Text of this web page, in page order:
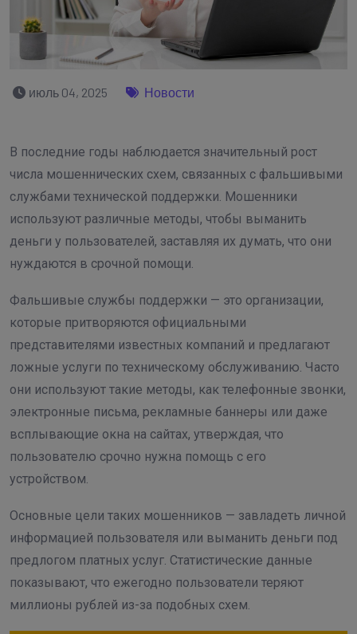
июль 04, 2025 Новости
В последние годы наблюдается значительный рост
числа мошеннических схем, связанных с фальшивыми
службами технической поддержки. Мошенники
используют различные методы, чтобы выманить
деньги у пользователей, заставляя их думать, что они
нуждаются в срочной помощи.
Фальшивые службы поддержки — это организации,
которые притворяются официальными
представителями известных компаний и предлагают
ложные услуги по техническому обслуживанию. Часто
они используют такие методы, как телефонные звонки,
электронные письма, рекламные баннеры или даже
всплывающие окна на сайтах, утверждая, что
пользователю срочно нужна помощь с его
устройством.
Основные цели таких мошенников — завладеть личной
информацией пользователя или выманить деньги под
предлогом платных услуг. Статистические данные
показывают, что ежегодно пользователи теряют
миллионы рублей из-за подобных схем.